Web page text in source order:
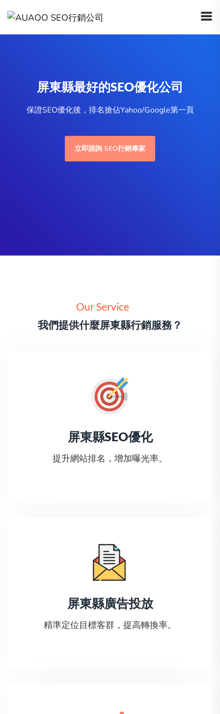
屏東縣最好的SEO優化公司
保證SEO優化後，排名搶佔Yahoo/Google第一頁
立即諮詢 SEO行銷專家
Our Service
我們提供什麼屏東縣行銷服務？
屏東縣SEO優化
提升網站排名，增加曝光率。
屏東縣廣告投放
精準定位目標客群，提高轉換率。